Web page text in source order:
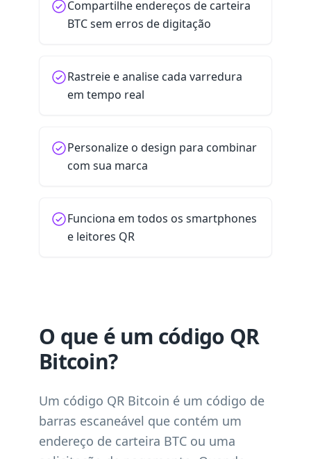
Compartilhe endereços de carteira
BTC sem erros de digitação
Rastreie e analise cada varredura
em tempo real
Personalize o design para combinar
com sua marca
Funciona em todos os smartphones
e leitores QR
O que é um código QR
Bitcoin?
Um código QR Bitcoin é um código de
barras escaneável que contém um
endereço de carteira BTC ou uma